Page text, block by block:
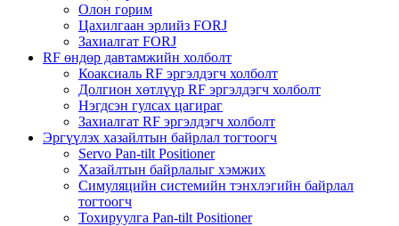
Олон горим
Цахилгаан эрлийз FORJ
Захиалгат FORJ
RF өндөр давтамжийн холболт
Коаксиаль RF эргэлдэгч холболт
Долгион хөтлүүр RF эргэлдэгч холболт
Нэгдсэн гулсах цагираг
Захиалгат RF эргэлдэгч холболт
Эргүүлэх хазайлтын байрлал тогтоогч
Servo Pan-tilt Positioner
Хазайлтын байрлалыг хэмжих
Симуляцийн системийн тэнхлэгийн байрлал
тогтоогч
Тохируулга Pan-tilt Positioner